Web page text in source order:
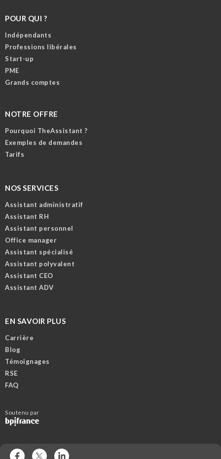
POUR QUI ?
Indépendants
Professions libérales
Start-up
PME
Grands comptes
NOTRE OFFRE
Pourquoi TheAssistant ?
Exemples de demandes
Tarifs
NOS SERVICES
Assistant administratif
Assistant RH
Assistant personnel
Office manager
Assistant spécialisé
Assistant polyvalent
Assistant CEO
Assistant ADV
EN SAVOIR PLUS
Carrière
Blog
Témoignages
RSE
FAQ
Soutenu par